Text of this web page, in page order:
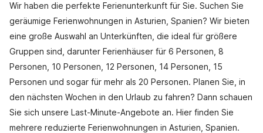
Wir haben die perfekte Ferienunterkunft für Sie. Suchen Sie
geräumige Ferienwohnungen in Asturien, Spanien? Wir bieten
eine große Auswahl an Unterkünften, die ideal für größere
Gruppen sind, darunter Ferienhäuser für 6 Personen, 8
Personen, 10 Personen, 12 Personen, 14 Personen, 15
Personen und sogar für mehr als 20 Personen. Planen Sie, in
den nächsten Wochen in den Urlaub zu fahren? Dann schauen
Sie sich unsere Last-Minute-Angebote an. Hier finden Sie
mehrere reduzierte Ferienwohnungen in Asturien, Spanien.